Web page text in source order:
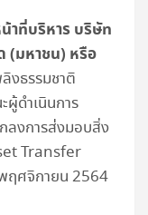
าที่บริหาร บริษัท
(มหาชน) หรือ
งธรรมชาติ
ผู้ดำเนินการ
ลงการส่งมอบสิ่ง
Transfer
ฤศจิกายน 2564